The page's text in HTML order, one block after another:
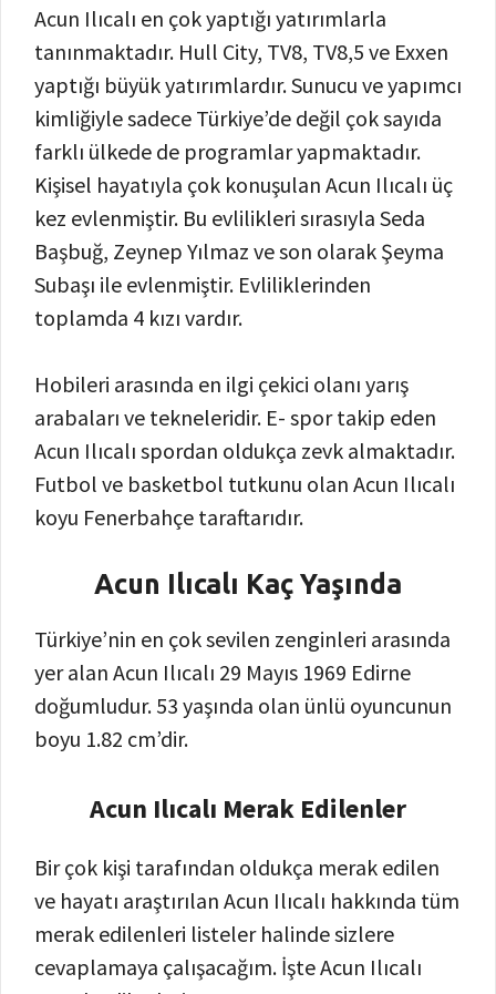
Acun Ilıcalı en çok yaptığı yatırımlarla
tanınmaktadır. Hull City, TV8, TV8,5 ve Exxen
yaptığı büyük yatırımlardır. Sunucu ve yapımcı
kimliğiyle sadece Türkiye’de değil çok sayıda
farklı ülkede de programlar yapmaktadır.
Kişisel hayatıyla çok konuşulan Acun Ilıcalı üç
kez evlenmiştir. Bu evlilikleri sırasıyla Seda
Başbuğ, Zeynep Yılmaz ve son olarak Şeyma
Subaşı ile evlenmiştir. Evliliklerinden
toplamda 4 kızı vardır.
Hobileri arasında en ilgi çekici olanı yarış
arabaları ve tekneleridir. E- spor takip eden
Acun Ilıcalı spordan oldukça zevk almaktadır.
Futbol ve basketbol tutkunu olan Acun Ilıcalı
koyu Fenerbahçe taraftarıdır.
Acun Ilıcalı Kaç Yaşında
Türkiye’nin en çok sevilen zenginleri arasında
yer alan Acun Ilıcalı 29 Mayıs 1969 Edirne
doğumludur. 53 yaşında olan ünlü oyuncunun
boyu 1.82 cm’dir.
Acun Ilıcalı Merak Edilenler
Bir çok kişi tarafından oldukça merak edilen
ve hayatı araştırılan Acun Ilıcalı hakkında tüm
merak edilenleri listeler halinde sizlere
cevaplamaya çalışacağım. İşte Acun Ilıcalı